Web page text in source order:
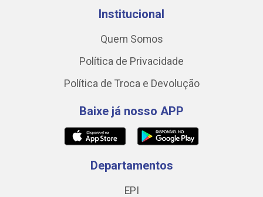
Institucional
Quem Somos
Política de Privacidade
Política de Troca e Devolução
Baixe já nosso APP
Departamentos
EPI